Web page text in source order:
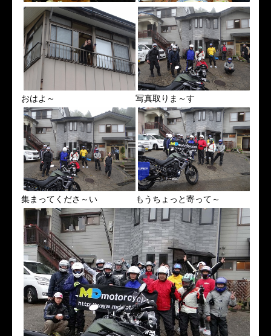
おはよ～ 写真取りま～す
集まってくださ～い もうちょっと寄って～